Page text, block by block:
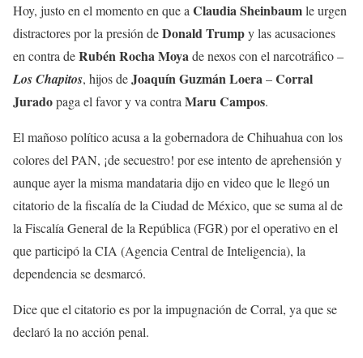
Hoy, justo en el momento en que a Claudia Sheinbaumle urgen
distractores por la presión deDonald Trumpy las acusaciones
en contra deRubén Rocha Moyade nexos con el narcotráfico –
Los Chapitos, hijos deJoaquín Guzmán Loera–Corral
Juradopaga el favor y va contra Maru Campos.
El mañoso político acusa a la gobernadora de Chihuahua con los
colores del PAN, ¡de secuestro! por ese intento de aprehensión y
aunque ayer la misma mandataria dijo en video que le llegó un
citatorio de la fiscalía de la Ciudad de México, que se suma al de
la Fiscalía General de la República (FGR) por el operativo en el
que participó la CIA (Agencia Central de Inteligencia), la
dependencia se desmarcó.
Dice que el citatorio es por la impugnación de Corral, ya que se
declaró la no acción penal.